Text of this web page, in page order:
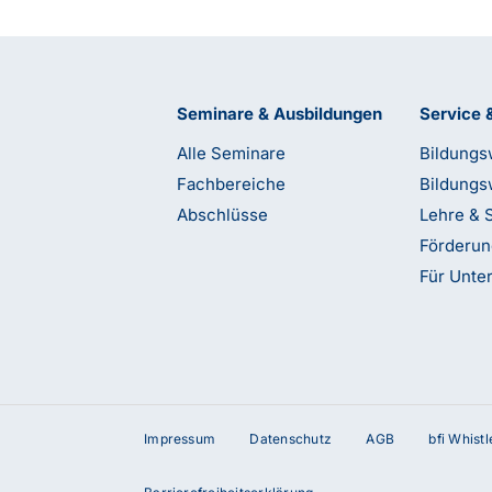
Service
Lehre &
Für
Seminare & Ausbildungen
Alle Seminare
Fachbereiche
Abschlüsse
Impressum Datenschutz AGB bfi